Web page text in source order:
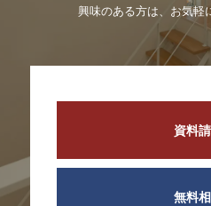
興味のある方は、お気軽
資料
無料